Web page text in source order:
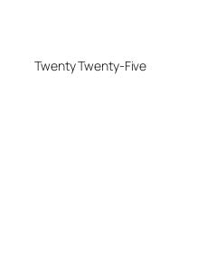
Twenty Twenty-Five